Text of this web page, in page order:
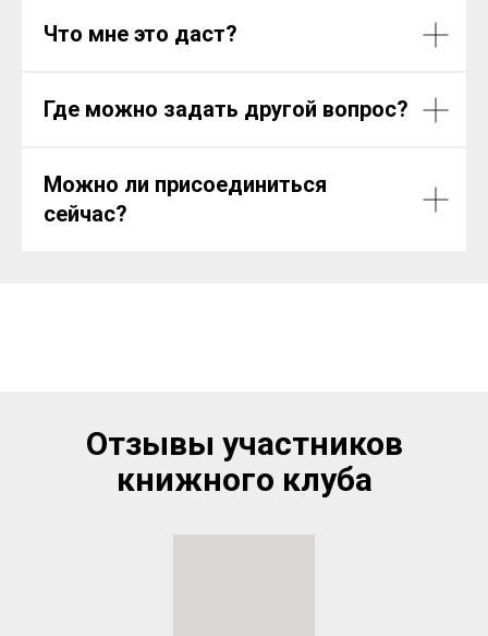
Что мне это даст?
Где можно задать другой вопрос?
Можно ли присоединиться
сейчас?
Отзывы участников
книжного клуба